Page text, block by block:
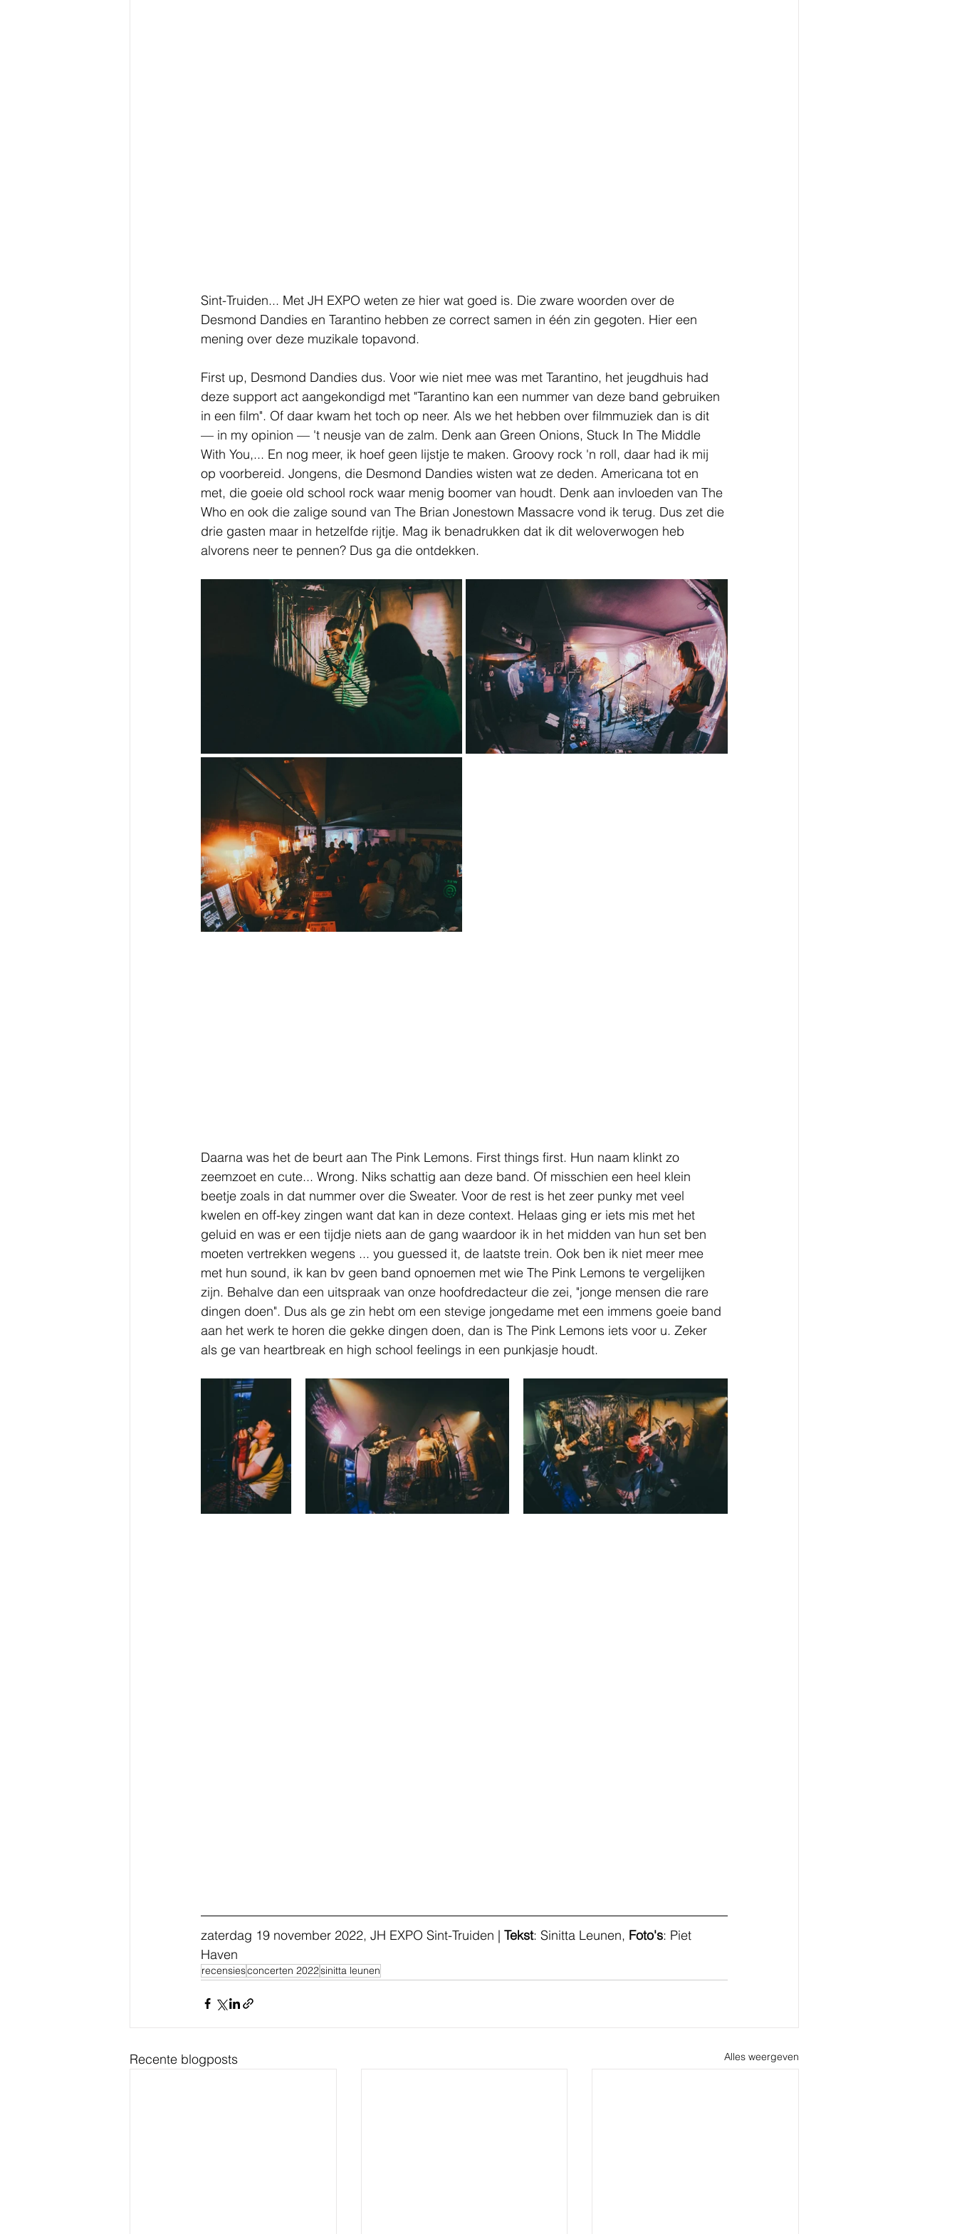
Sint-Truiden... Met JH EXPO weten ze hier wat goed is. Die zware woorden over de
Desmond Dandies en Tarantino hebben ze correct samen in één zin gegoten. Hier een
mening over deze muzikale topavond.
First up, Desmond Dandies dus. Voor wie niet mee was met Tarantino, het jeugdhuis had
deze support act aangekondigd met "Tarantino kan een nummer van deze band gebruiken
in een film". Of daar kwam het toch op neer. Als we het hebben over filmmuziek dan is dit
— in my opinion — 't neusje van de zalm. Denk aan Green Onions, Stuck In The Middle
With You,... En nog meer, ik hoef geen lijstje te maken. Groovy rock 'n roll, daar had ik mij
op voorbereid. Jongens, die Desmond Dandies wisten wat ze deden. Americana tot en
met, die goeie old school rock waar menig boomer van houdt. Denk aan invloeden van The
Who en ook die zalige sound van The Brian Jonestown Massacre vond ik terug. Dus zet die
drie gasten maar in hetzelfde rijtje. Mag ik benadrukken dat ik dit weloverwogen heb
alvorens neer te pennen? Dus ga die ontdekken.
Daarna was het de beurt aan The Pink Lemons. First things first. Hun naam klinkt zo
zeemzoet en cute... Wrong. Niks schattig aan deze band. Of misschien een heel klein
beetje zoals in dat nummer over die Sweater. Voor de rest is het zeer punky met veel
kwelen en off-key zingen want dat kan in deze context. Helaas ging er iets mis met het
geluid en was er een tijdje niets aan de gang waardoor ik in het midden van hun set ben
moeten vertrekken wegens ... you guessed it, de laatste trein. Ook ben ik niet meer mee
met hun sound, ik kan bv geen band opnoemen met wie The Pink Lemons te vergelijken
zijn. Behalve dan een uitspraak van onze hoofdredacteur die zei, "jonge mensen die rare
dingen doen". Dus als ge zin hebt om een stevige jongedame met een immens goeie band
aan het werk te horen die gekke dingen doen, dan is The Pink Lemons iets voor u. Zeker
als ge van heartbreak en high school feelings in een punkjasje houdt.
zaterdag 19 november 2022, JH EXPO Sint-Truiden | Tekst: Sinitta Leunen, Foto's: Piet
Haven
recensiesconcerten 2022sinitta leunen
Recente blogposts Alles weergeven